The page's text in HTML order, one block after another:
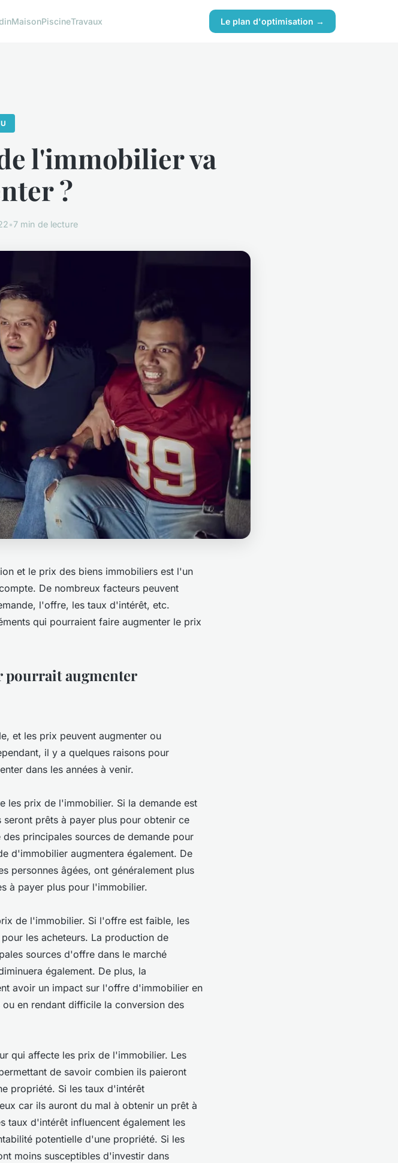
MaisonPiscineTravaux Le plan d'optimisation →
l'immobilier va
?
•7 min de lecture
et le prix des biens immobiliers est l'un
De nombreux facteurs peuvent
l'offre, les taux d'intérêt, etc.
qui pourraient faire augmenter le prix
augmenter
et les prix peuvent augmenter ou
il y a quelques raisons pour
dans les années à venir.
les prix de l'immobilier. Si la demande est
prêts à payer plus pour obtenir ce
principales sources de demande pour
d'immobilier augmentera également. De
personnes âgées, ont généralement plus
à payer plus pour l'immobilier.
de l'immobilier. Si l'offre est faible, les
les acheteurs. La production de
sources d'offre dans le marché
également. De plus, la
avoir un impact sur l'offre d'immobilier en
en rendant difficile la conversion des
qui affecte les prix de l'immobilier. Les
de savoir combien ils paieront
propriété. Si les taux d'intérêt
car ils auront du mal à obtenir un prêt à
taux d'intérêt influencent également les
potentielle d'une propriété. Si les
moins susceptibles d'investir dans